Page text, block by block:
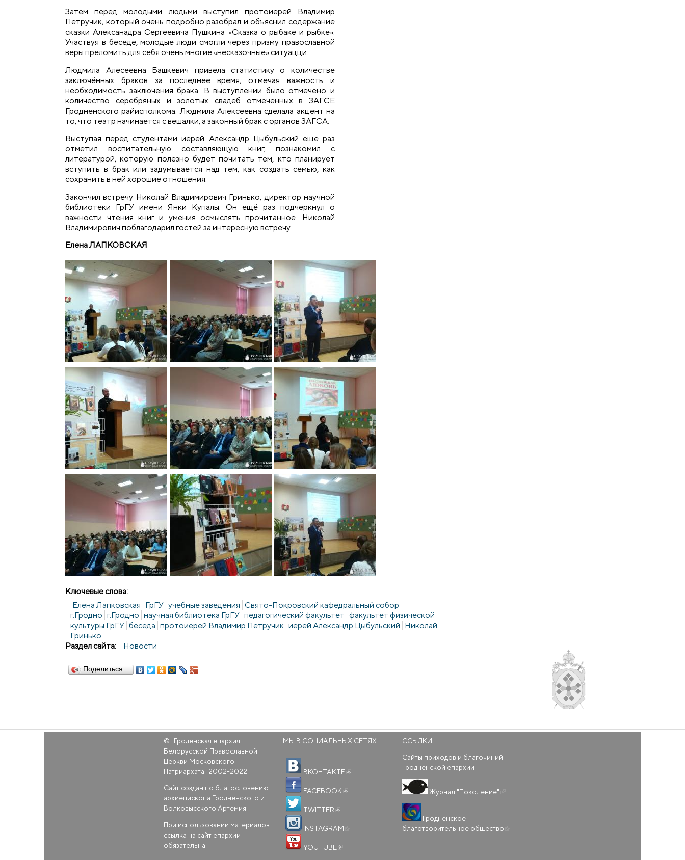
Затем перед молодыми людьми выступил протоиерей Владимир
Петручик, который очень подробно разобрал и объяснил содержание
сказки Алексанадра Сергеевича Пушкина «Сказка о рыбаке и рыбке».
Участвуя в беседе, молодые люди смогли через призму православной
веры преломить для себя очень многие «несказочные» ситуацци.
Людмила Алесеевна Башкевич привела статистику о количестве
заключённых браков за последнее время, отмечая важность и
необходимость заключения брака. В выступлении было отмечено и
количество серебряных и золотых свадеб отмеченных в ЗАГСЕ
Гродненского райисполкома. Людмила Алексеевна сделала акцент на
то, что театр начинается с вешалки, а законный брак с органов ЗАГСА.
Выступая перед студентами иерей Александр Цыбульский ещё раз
отметил воспитательную составляющую книг, познакомил с
литературой, которую полезно будет почитать тем, кто планирует
вступить в брак или задумывается над тем, как создать семью, как
сохранить в ней хорошие отношения.
Закончил встречу Николай Владимирович Гринько, директор научной
библиотеки ГрГУ имени Янки Купалы. Он ещё раз подчеркнул о
важности чтения книг и умения осмыслять прочитанное. Николай
Владимирович поблагодарил гостей за интересную встречу.
Елена ЛАПКОВСКАЯ
Ключевые слова:
Елена Лапковская ГрГУ учебные заведения Свято-Покровский кафедральный собор
г.Гродно г.Гродно научная библиотека ГрГУ педагогический факультет факультет физической
культуры ГрГУ беседа протоиерей Владимир Петручик иерей Александр Цыбульский Николай
Гринько
Раздел сайта:
Новости
Поделиться…
© "Гроденская епархия
Белорусской Православной
Церкви Московского
Патриархата" 2002-2022
Сайт создан по благословению
архиепископа Гродненского и
Волковысского Артемия.
При использовании материалов
ссылка на сайт епархии
обязательна.
МЫ В СОЦИАЛЬНЫХ СЕТЯХ
ВКОНТАКТЕ
(внешняя ссылка)
FACEBOOK
TWITTER
INSTAGRAM
(внешняя ссылка)
YOUTUBE
ССЫЛКИ
Сайты приходов и благочиний
Гродненской епархии
Журнал "Поколение"
Гродненское
благотворительное общество (внешняя ссылка)